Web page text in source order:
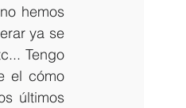
hemos
ya se
Tengo
el cómo
últimos